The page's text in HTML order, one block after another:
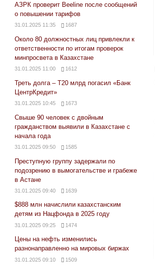
АЗРК проверит Beeline после сообщений
о повышении тарифов
31.01.2025 11:35 1687
Около 80 должностных лиц привлекли к
ответственности по итогам проверок
минпросвета в Казахстане
31.01.2025 11:00 1612
Треть долга – Т20 млрд погасил «Банк
ЦентрКредит»
31.01.2025 10:45 1673
Свыше 90 человек с двойным
гражданством выявили в Казахстане с
начала года
31.01.2025 09:50 1585
Преступную группу задержали по
подозрению в вымогательстве и грабеже
в Астане
31.01.2025 09:40 1639
$888 млн начислили казахстанским
детям из Нацфонда в 2025 году
31.01.2025 09:25 1474
Цены на нефть изменились
разнонаправленно на мировых биржах
31.01.2025 09:10 1509